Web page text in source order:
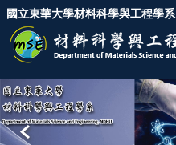
跳
到
主
要
內
容
區
國立東華大學材料科學與工程學系